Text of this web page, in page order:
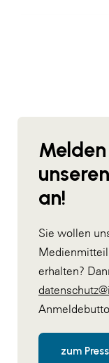
an!
Sie wollen
erhalten?
zum